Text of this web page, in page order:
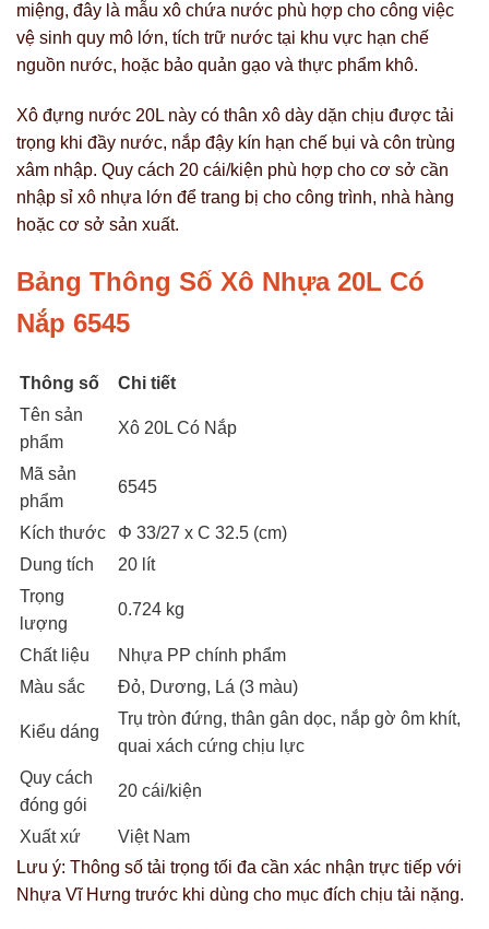
miệng, đây là mẫu xô chứa nước phù hợp cho công việc
vệ sinh quy mô lớn, tích trữ nước tại khu vực hạn chế
nguồn nước, hoặc bảo quản gạo và thực phẩm khô.
Xô đựng nước 20L này có thân xô dày dặn chịu được tải
trọng khi đầy nước, nắp đậy kín hạn chế bụi và côn trùng
xâm nhập. Quy cách 20 cái/kiện phù hợp cho cơ sở cần
nhập sỉ xô nhựa lớn để trang bị cho công trình, nhà hàng
hoặc cơ sở sản xuất.
Bảng Thông Số Xô Nhựa 20L Có
Nắp 6545
Thông số
Chi tiết
Tên sản
phẩm
Xô 20L Có Nắp
Mã sản
phẩm
6545
Kích thước
Φ 33/27 x C 32.5 (cm)
Dung tích
20 lít
Trọng
lượng
0.724 kg
Chất liệu
Nhựa PP chính phẩm
Màu sắc
Đỏ, Dương, Lá (3 màu)
Kiểu dáng
Trụ tròn đứng, thân gân dọc, nắp gờ ôm khít,
quai xách cứng chịu lực
Quy cách
đóng gói
20 cái/kiện
Xuất xứ
Việt Nam
Lưu ý: Thông số tải trọng tối đa cần xác nhận trực tiếp với
Nhựa Vĩ Hưng trước khi dùng cho mục đích chịu tải nặng.